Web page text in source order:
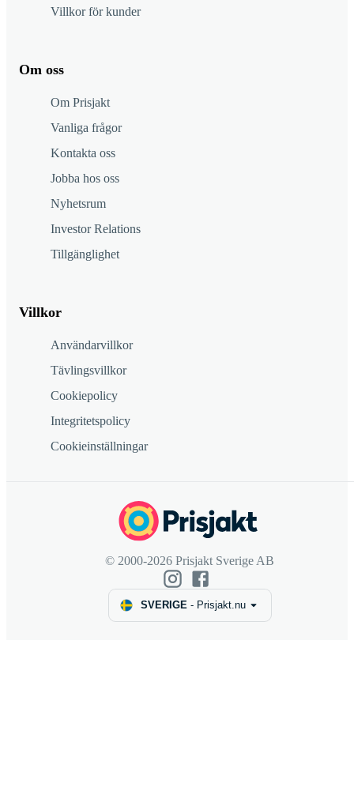
Villkor för kunder
Om oss
Om Prisjakt
Vanliga frågor
Kontakta oss
Jobba hos oss
Nyhetsrum
Investor Relations
Tillgänglighet
Villkor
Användarvillkor
Tävlingsvillkor
Cookiepolicy
Integritetspolicy
Cookieinställningar
© 2000-2026 Prisjakt Sverige AB
SVERIGE- Prisjakt.nu